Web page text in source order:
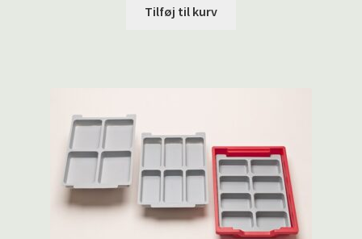
Tilføj til kurv